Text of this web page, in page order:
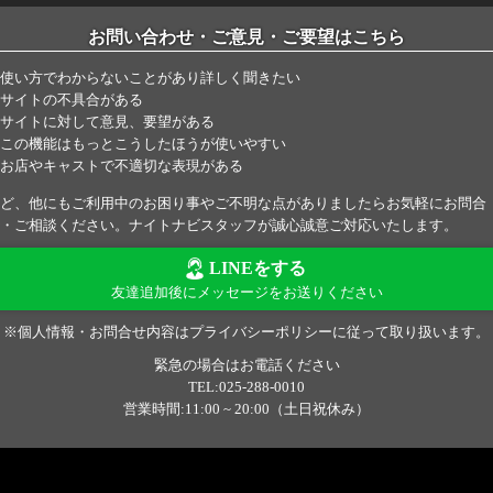
お問い合わせ・ご意見・ご要望はこちら
使い方でわからないことがあり詳しく聞きたい
サイトの不具合がある
サイトに対して意見、要望がある
この機能はもっとこうしたほうが使いやすい
お店やキャストで不適切な表現がある
、他にもご利用中のお困り事やご不明な点がありましたらお気軽にお問合
ご相談ください。ナイトナビスタッフが誠心誠意ご対応いたします。
LINEをする
友達追加後にメッセージをお送りください
※個人情報・お問合せ内容はプライバシーポリシーに従って取り扱います。
緊急の場合はお電話ください
TEL:025-288-0010
営業時間:11:00 ~ 20:00（土日祝休み）